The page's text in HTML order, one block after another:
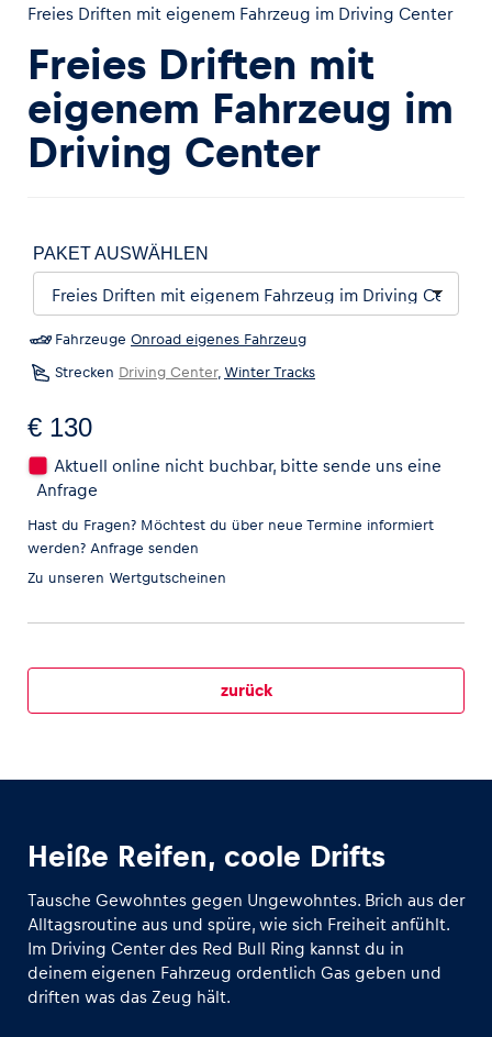
Freies Driften mit eigenem Fahrzeug im Driving Center
Freies Driften mit
eigenem Fahrzeug im
Driving Center
PAKET AUSWÄHLEN
Fahrzeuge Onroad eigenes Fahrzeug
Strecken Driving Center, Winter Tracks
€ 130
Aktuell online nicht buchbar, bitte sende uns eine
Anfrage
Hast du Fragen? Möchtest du über neue Termine informiert
werden? Anfrage senden
Zu unseren Wertgutscheinen
zurück
Heiße Reifen, coole Drifts
Tausche Gewohntes gegen Ungewohntes. Brich aus der
Alltagsroutine aus und spüre, wie sich Freiheit anfühlt.
Im Driving Center des Red Bull Ring kannst du in
deinem eigenen Fahrzeug ordentlich Gas geben und
driften was das Zeug hält.